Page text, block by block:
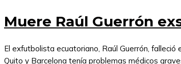
Muere Raúl Guerrón
El exfutbolista ecuatoriano, Raúl Guerrón,
Quito y Barcelona tenía problemas médicos